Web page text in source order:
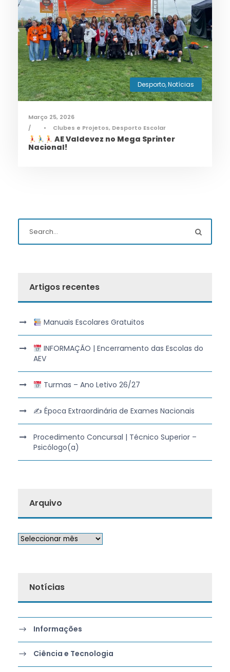
Desporto,Notícias
Março 25, 2026
•
Clubes e Projetos, Desporto Escolar
AE Valdevez no Mega Sprinter
Nacional!
Artigos recentes
Manuais Escolares Gratuitos
INFORMAÇÃO | Encerramento das Escolas do
AEV
Turmas – Ano Letivo 26/27
✍️ Época Extraordinária de Exames Nacionais
Procedimento Concursal | Técnico Superior –
Psicólogo(a)
Arquivo
Notícias
Informações
Ciência e Tecnologia